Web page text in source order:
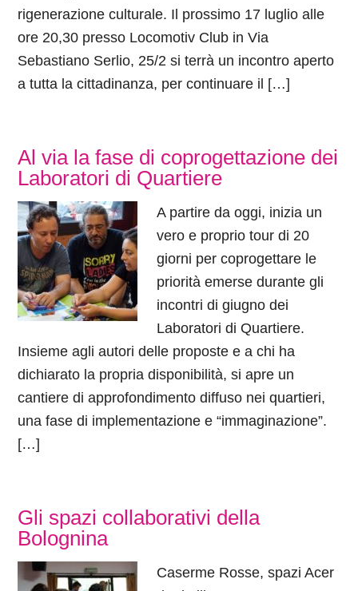
rigenerazione culturale. Il prossimo 17 luglio alle
ore 20,30 presso Locomotiv Club in Via
Sebastiano Serlio, 25/2 si terrà un incontro aperto
a tutta la cittadinanza, per continuare il […]
Al via la fase di coprogettazione dei
Laboratori di Quartiere
A partire da oggi, inizia un
vero e proprio tour di 20
giorni per coprogettare le
priorità emerse durante gli
incontri di giugno dei
Laboratori di Quartiere.
Insieme agli autori delle proposte e a chi ha
dichiarato la propria disponibilità, si apre un
cantiere di approfondimento diffuso nei quartieri,
una fase di implementazione e “immaginazione”.
[…]
Gli spazi collaborativi della
Bolognina
Caserme Rosse, spazi Acer